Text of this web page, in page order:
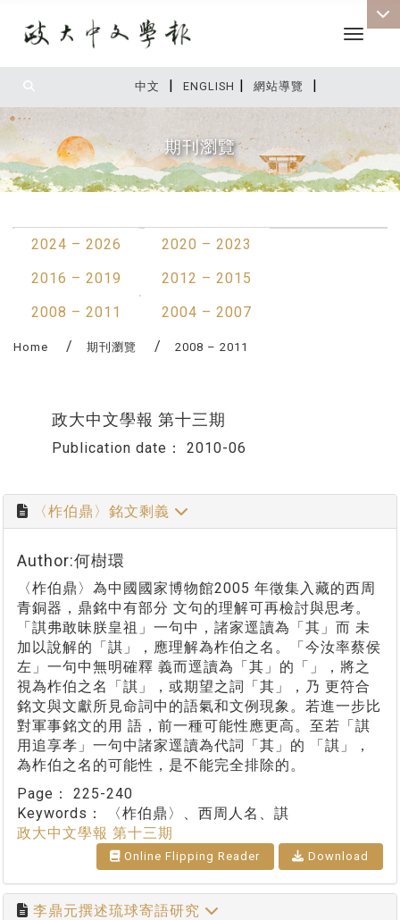
中文 | ENGLISH | 網站導覽 |
Toggle
期刊瀏覽
2024 – 2026
2020 – 2023
2016 – 2019
2012 – 2015
2008 – 2011
2004 – 2007
Home 期刊瀏覽 2008 – 2011
政大中文學報 第十三期
Publication date： 2010-06
〈柞伯鼎〉銘文剩義
Author:何樹環
〈柞伯鼎〉為中國國家博物館2005 年徵集入藏的西周
青銅器，鼎銘中有部分 文句的理解可再檢討與思考。
「諆弗敢昧朕皇祖」一句中，諸家逕讀為「其」而 未
加以說解的「諆」，應理解為柞伯之名。「今汝率蔡侯
左」一句中無明確釋 義而逕讀為「其」的「」，將之
視為柞伯之名「諆」，或期望之詞「其」，乃 更符合
銘文與文獻所見命詞中的語氣和文例現象。若進一步比
對軍事銘文的用 語，前一種可能性應更高。至若「諆
用追享孝」一句中諸家逕讀為代詞「其」的 「諆」，
為柞伯之名的可能性，是不能完全排除的。
Page： 225-240
Keywords：
〈柞伯鼎〉、西周人名、諆
政大中文學報 第十三期
Online Flipping Reader Download
李鼎元撰述琉球寄語研究